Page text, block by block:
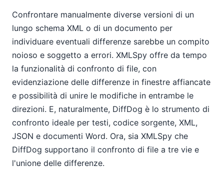
Confrontare manualmente diverse versioni di un
lungo schema XML o di un documento per
individuare eventuali differenze sarebbe un compito
noioso e soggetto a errori. XMLSpy offre da tempo
la funzionalità di confronto di file, con
evidenziazione delle differenze in finestre affiancate
e possibilità di unire le modifiche in entrambe le
direzioni. E, naturalmente, DiffDog è lo strumento di
confronto ideale per testi, codice sorgente, XML,
JSON e documenti Word. Ora, sia XMLSpy che
DiffDog supportano il confronto di file a tre vie e
l'unione delle differenze.